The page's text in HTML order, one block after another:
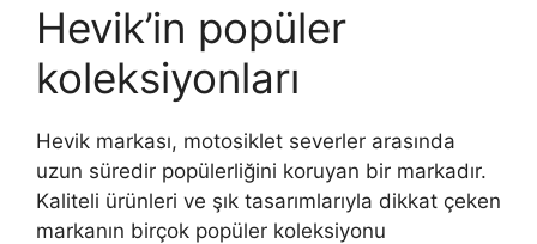
Hevik’in popüler
koleksiyonları
Hevik markası, motosiklet severler arasında
uzun süredir popülerliğini koruyan bir markadır.
Kaliteli ürünleri ve şık tasarımlarıyla dikkat çeken
markanın birçok popüler koleksiyonu